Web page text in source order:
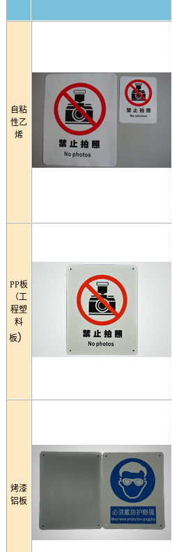
自粘
性乙
烯
PP板
（工
程塑
料
板）
烤漆
铝板